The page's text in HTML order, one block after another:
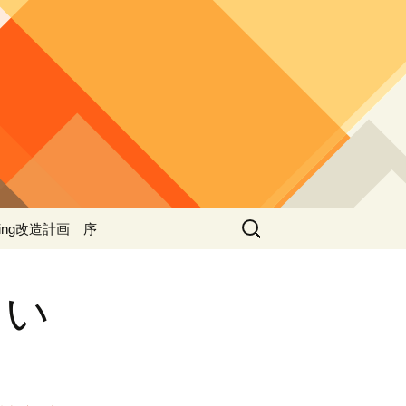
改造計画 序
改造計画（第二期
）
検
索: